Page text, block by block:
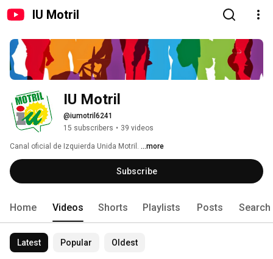
IU Motril
IU Motril
@iumotril6241
15 subscribers • 39 videos
Canal oficial de Izquierda Unida Motril. ...more
Subscribe
Home Videos Shorts Playlists Posts Search
Latest Popular Oldest